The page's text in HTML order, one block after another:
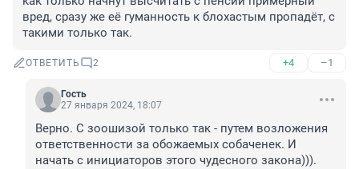
вред, сразу же её гуманность к блохастым пропадёт, с
такими только так.
ОТВЕТИТЬ 2 +4 –1
Гость
27 января 2024, 18:07
Верно. С зоошизой только так - путем возложения
ответственности за обожаемых собаченек. И
начать с инициаторов этого чудесного закона))).